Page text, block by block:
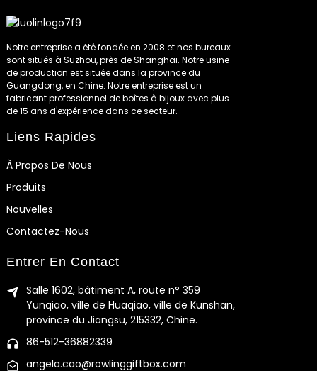
Notre entreprise a été fondée en 2008 et nos bureaux
sont situés à Suzhou, près de Shanghai. Notre usine
de production est située dans la province du
Guangdong, en Chine. Notre entreprise est un
fabricant professionnel de boîtes à bijoux avec plus
de 15 ans d'expérience dans ce secteur.
Liens Rapides
À Propos De Nous
Produits
Nouvelles
Contactez-Nous
Entrer En Contact
Salle 1602, bâtiment A, route n° 359
Yunqiao, ville de Huaqiao, ville de Kunshan,
province du Jiangsu, 215332, Chine.
86-512-36882339
angela.cao@rowlinggiftbox.com